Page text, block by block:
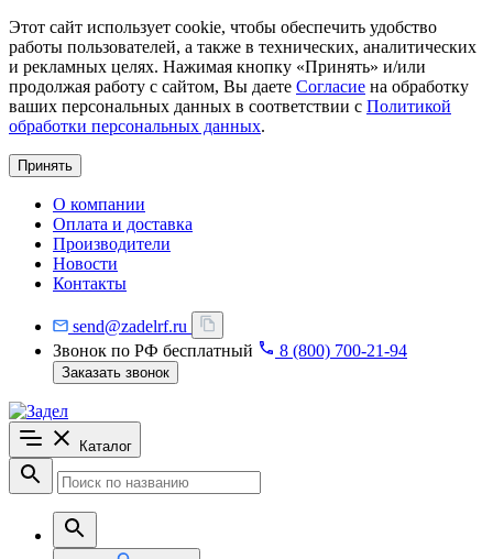
Этот сайт использует cookie, чтобы обеспечить удобство
работы пользователей, а также в технических, аналитических
и рекламных целях. Нажимая кнопку «Принять» и/или
продолжая работу с сайтом, Вы даете Согласие на обработку
ваших персональных данных в соответствии с Политикой
обработки персональных данных.
Принять
О компании
Оплата и доставка
Производители
Новости
Контакты
send@zadelrf.ru
Звонок по РФ бесплатный
8 (800) 700-21-94
Заказать звонок
Каталог